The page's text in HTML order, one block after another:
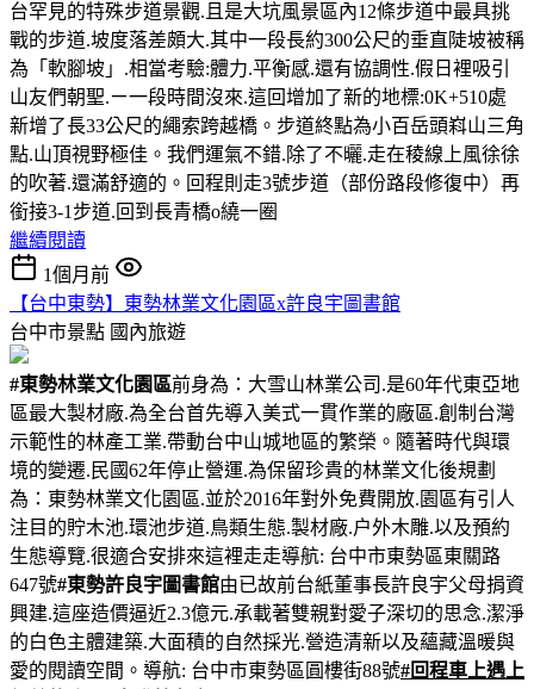
台罕見的特殊步道景觀.且是大坑風景區內12條步道中最具挑
戰的步道.坡度落差頗大.其中一段長約300公尺的垂直陡坡被稱
為「軟腳坡」.相當考驗:體力.平衡感.還有協調性.假日裡吸引
山友們朝聖.ㄧ一段時間沒來.這回增加了新的地標:0K+510處
新增了長33公尺的繩索跨越橋。步道終點為小百岳頭嵙山三角
點.山頂視野極佳。我們運氣不錯.除了不曬.走在稜線上風徐徐
的吹著.還滿舒適的。回程則走3號步道（部份路段修復中）再
銜接3-1步道.回到長青橋o繞一圈
繼續閱讀
1個月前
【台中東勢】東勢林業文化園區x許良宇圖書館
台中市景點 國內旅遊
#東勢林業文化園區前身為：大雪山林業公司.是60年代東亞地
區最大製材廠.為全台首先導入美式一貫作業的廠區.創制台灣
示範性的林產工業.帶動台中山城地區的繁榮。隨著時代與環
境的變遷.民國62年停止營運.為保留珍貴的林業文化後規劃
為：東勢林業文化園區.並於2016年對外免費開放.園區有引人
注目的貯木池.環池步道.鳥類生態.製材廠.户外木雕.以及預約
生態導覽.很適合安排來這裡走走導航: 台中市東勢區東關路
647號#東勢許良宇圖書館由已故前台紙董事長許良宇父母捐資
興建.這座造價逼近2.3億元.承載著雙親對愛子深切的思念.潔淨
的白色主體建築.大面積的自然採光.營造清新以及蘊藏溫暖與
愛的閱讀空間。導航: 台中市東勢區圓樓街88號#回程車上遇上